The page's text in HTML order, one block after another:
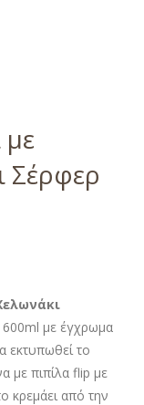
Σέρφερ
600ml με έγχρωμα
εκτυπωθεί το
με πιπίλα flip με
κρεμάει από την